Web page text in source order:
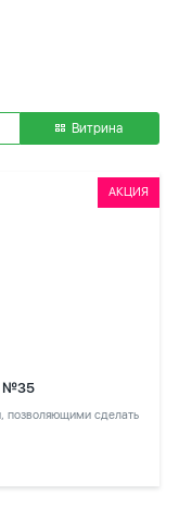
Витрина
АКЦИЯ
№35
позволяющими сделать